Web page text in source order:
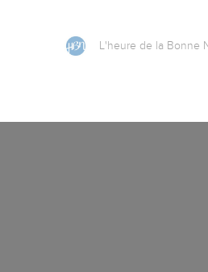
L'heure de la Bonne